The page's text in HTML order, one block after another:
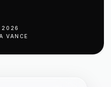
2026
VANCE